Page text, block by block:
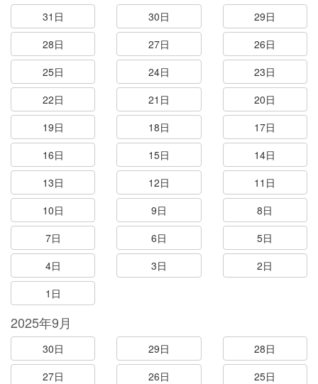
31日 30日
29日
28日
27日
26日
25日
24日
23日
22日
21日
20日
19日
18日
17日
16日
15日
14日
13日
12日
11日
10日
9日
8日
7日
6日
5日
4日
3日
2日
1日
2025年9月
30日 29日
28日
27日
26日
25日